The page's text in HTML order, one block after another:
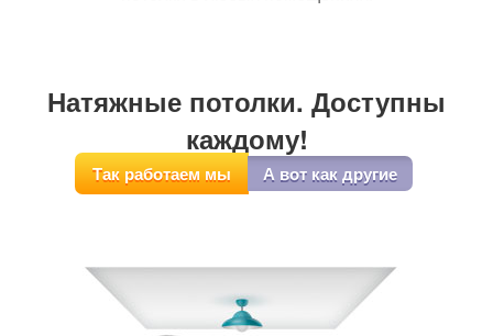
Натяжные потолки. Доступны
каждому!
Так работаем мы А вот как другие